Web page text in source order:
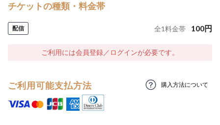
チケットの種類・料金帯
配信 全1料金帯 100円
ご利用には会員登録／ログインが必要です。
ご利用可能支払方法 購入方法について